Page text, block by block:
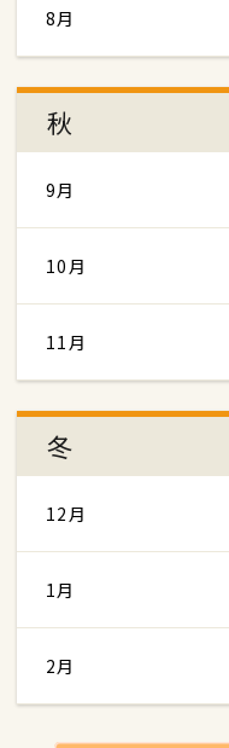
8月
秋
9月
10月
11月
冬
12月
1月
2月